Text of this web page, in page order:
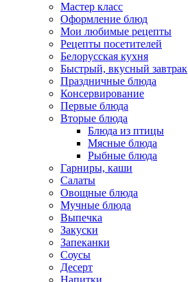
Мастер класс
Оформление блюд
Мои любимые рецепты
Рецепты посетителей
Белорусская кухня
Быстрый, вкусный завтрак
Праздничные блюда
Консервирование
Первые блюда
Вторые блюда
Блюда из птицы
Мясные блюда
Рыбные блюда
Гарниры, каши
Салаты
Овощные блюда
Мучные блюда
Выпечка
Закуски
Запеканки
Соусы
Десерт